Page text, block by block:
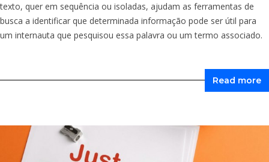
texto, quer em sequência ou isoladas, ajudam as ferramentas de
busca a identificar que determinada informação pode ser útil para
um internauta que pesquisou essa palavra ou um termo associado.
Read more